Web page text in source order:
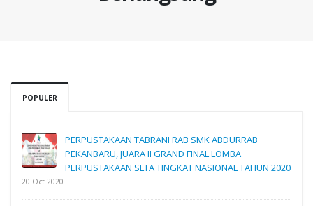
POPULER
PERPUSTAKAAN TABRANI RAB SMK ABDURRAB
PEKANBARU, JUARA II GRAND FINAL LOMBA
PERPUSTAKAAN SLTA TINGKAT NASIONAL TAHUN 2020
20 Oct 2020